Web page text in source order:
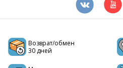
Возврат/обмен
30 дней